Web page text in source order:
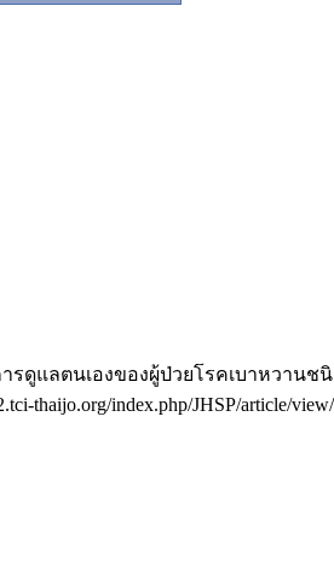
แลตนเองของผู้ป่วยโรคเบาหวาน
thaijo.org/index.php/JHSP/article/